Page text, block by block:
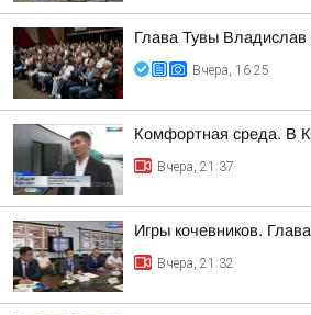
Глава Тувы Владислав
Вчера, 16:25
Комфортная среда. В
Вчера, 21:37
Игры кочевников.
Вчера, 21:32